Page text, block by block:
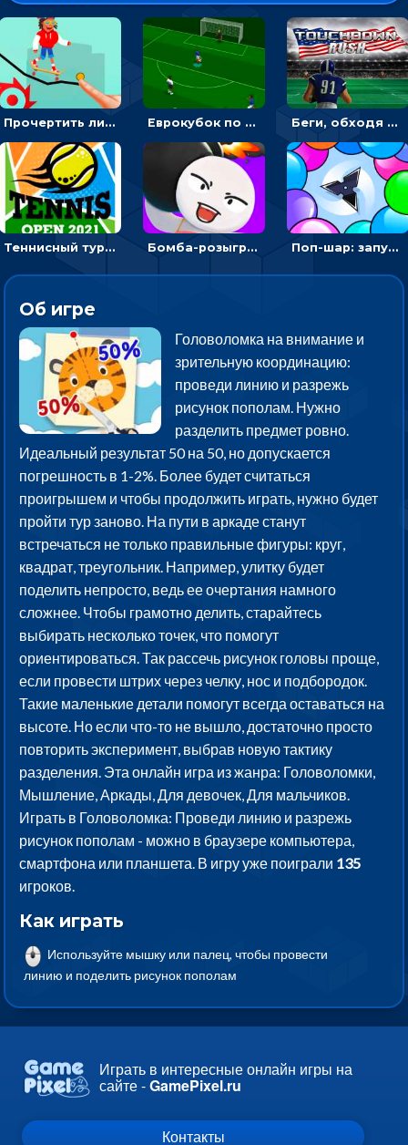
Прочертить линию, чтобы проехать на скейте, через преграды к финишу - для мальчиков Еврокубок по футболу 2021 в 3D: пасуй мяч и бей по воротам соперника Беги, обходя соперников и собирай бонусы - американский футбол
Теннисный турнир: подавать или отбивать шарик ракеткой Бомба-розыгрыш: передавай и беги – 3D гиперказуалка Поп-шар: запускать колючку, чтобы лопать воздушные шарики
Об игре
Головоломка на внимание и
зрительную координацию:
проведи линию и разрежь
рисунок пополам. Нужно
разделить предмет ровно.
Идеальный результат 50 на 50, но допускается
погрешность в 1-2%. Более будет считаться
проигрышем и чтобы продолжить играть, нужно будет
пройти тур заново. На пути в аркаде станут
встречаться не только правильные фигуры: круг,
квадрат, треугольник. Например, улитку будет
поделить непросто, ведь ее очертания намного
сложнее. Чтобы грамотно делить, старайтесь
выбирать несколько точек, что помогут
ориентироваться. Так рассечь рисунок головы проще,
если провести штрих через челку, нос и подбородок.
Такие маленькие детали помогут всегда оставаться на
высоте. Но если что-то не вышло, достаточно просто
повторить эксперимент, выбрав новую тактику
разделения. Эта онлайн игра из жанра: Головоломки,
Мышление, Аркады, Для девочек, Для мальчиков.
Играть в Головоломка: Проведи линию и разрежь
рисунок пополам - можно в браузере компьютера,
смартфона или планшета. В игру уже поиграли 135
игроков.
Как играть
Используйте мышку или палец, чтобы провести
линию и поделить рисунок пополам
Играть в интересные онлайн игры на
сайте -GamePixel.ru
Контакты